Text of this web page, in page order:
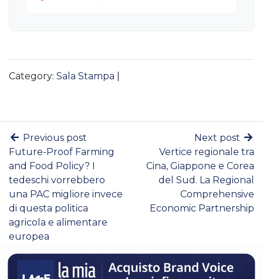
Category: Sala Stampa
Previous post
Future-Proof Farming
and Food Policy? I
tedeschi vorrebbero
una PAC migliore invece
di questa politica
agricola e alimentare
europea
Next post
Vertice regionale tra
Cina, Giappone e Corea
del Sud. La Regional
Comprehensive
Economic Partnership